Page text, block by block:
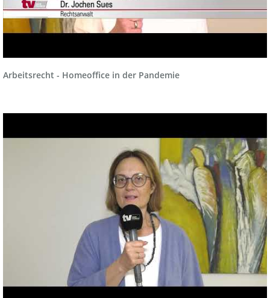
Arbeitsrecht - Homeoffice in der Pandemie